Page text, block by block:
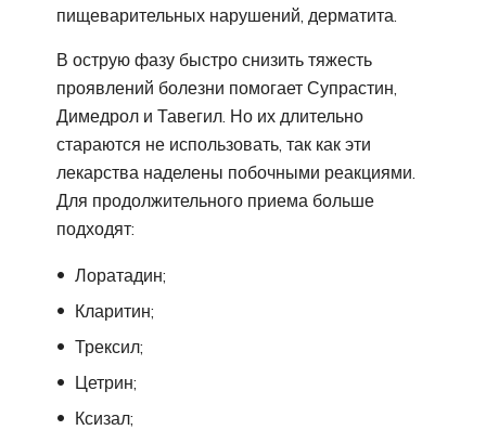
пищеварительных нарушений, дерматита.
В острую фазу быстро снизить тяжесть
проявлений болезни помогает Супрастин,
Димедрол и Тавегил. Но их длительно
стараются не использовать, так как эти
лекарства наделены побочными реакциями.
Для продолжительного приема больше
подходят:
Лоратадин;
Кларитин;
Трексил;
Цетрин;
Ксизал;